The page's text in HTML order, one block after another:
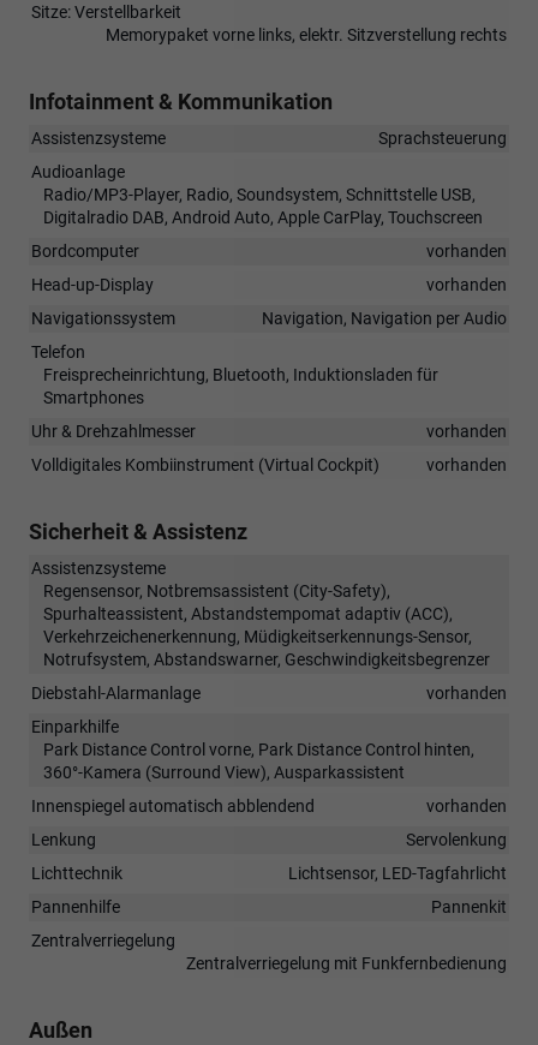
Sitze: Verstellbarkeit
Memorypaket vorne links, elektr. Sitzverstellung rechts
Infotainment & Kommunikation
Assistenzsysteme
Sprachsteuerung
Audioanlage
Radio/MP3-Player, Radio, Soundsystem, Schnittstelle USB,
Digitalradio DAB, Android Auto, Apple CarPlay, Touchscreen
Bordcomputer
vorhanden
Head-up-Display
vorhanden
Navigationssystem
Navigation, Navigation per Audio
Telefon
Freisprecheinrichtung, Bluetooth, Induktionsladen für
Smartphones
Uhr & Drehzahlmesser
vorhanden
Volldigitales Kombiinstrument (Virtual Cockpit)
vorhanden
Sicherheit & Assistenz
Assistenzsysteme
Regensensor, Notbremsassistent (City-Safety),
Spurhalteassistent, Abstandstempomat adaptiv (ACC),
Verkehrzeichenerkennung, Müdigkeitserkennungs-Sensor,
Notrufsystem, Abstandswarner, Geschwindigkeitsbegrenzer
Diebstahl-Alarmanlage
vorhanden
Einparkhilfe
Park Distance Control vorne, Park Distance Control hinten,
360°-Kamera (Surround View), Ausparkassistent
Innenspiegel automatisch abblendend
vorhanden
Lenkung
Servolenkung
Lichttechnik
Lichtsensor, LED-Tagfahrlicht
Pannenhilfe
Pannenkit
Zentralverriegelung
Zentralverriegelung mit Funkfernbedienung
Außen